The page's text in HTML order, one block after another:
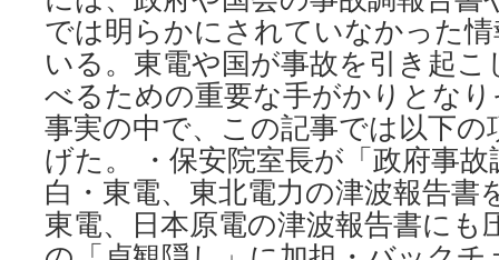
では明らかにされていなかった
いる。東電や国が事故を引き起
べるための重要な手がかりとな
事実の中で、この記事では以下
げた。 ・保安院室長が「政府事
白・東電、東北電力の津波報告書
東電、日本原電の津波報告書にも